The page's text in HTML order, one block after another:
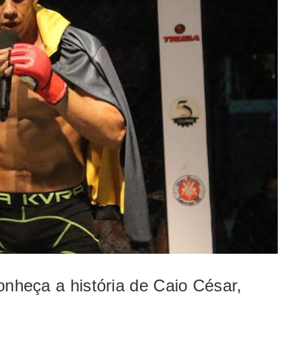
a história de Caio César,